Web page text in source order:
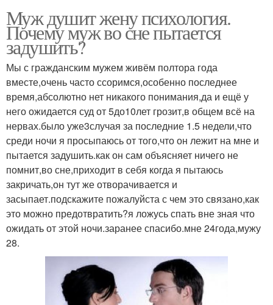
Муж душит жену психология.
Почему муж во сне пытается
задушить?
Мы с гражданским мужем живём полтора года
вместе,очень часто ссоримся,особенно последнее
время,абсолютно нет никакого понимания,да и ещё у
него ожидается суд от 5до10лет грозит,в общем всё на
нервах.было уже3случая за последние 1.5 недели,что
среди ночи я просыпаюсь от того,что он лежит на мне и
пытается задушить.как он сам объясняет ничего не
помнит,во сне,приходит в себя когда я пытаюсь
закричать,он тут же отворачивается и
засыпает.подскажите пожалуйста с чем это связано,как
это можно предотвратить?я ложусь спать вне зная что
ожидать от этой ночи.заранее спасибо.мне 24года,мужу
28.